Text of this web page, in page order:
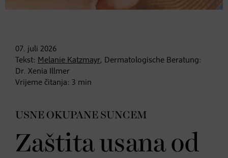
07. juli 2026
Tekst: Melanie Katzmayr, Dermatologische Beratung:
Dr. Xenia Illmer
Vrijeme čitanja: 3 min
USNE OKUPANE SUNCEM
Zaštita usana od